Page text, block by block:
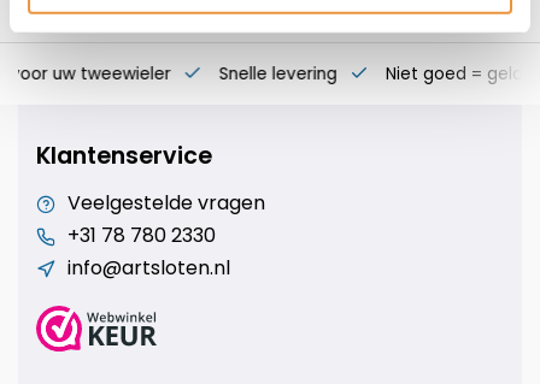
voor uw tweewieler Snelle levering Niet goed = geld
Klantenservice
Veelgestelde vragen
+31 78 780 2330
info@artsloten.nl